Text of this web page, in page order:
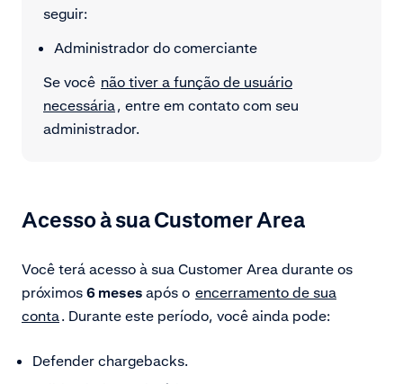
seguir:
Administrador do comerciante
Se você não tiver a função de usuário
necessária, entre em contato com seu
administrador.
Acesso à sua Customer Area
Você terá acesso à sua Customer Area durante os
próximos 6 meses após o encerramento de sua
conta. Durante este período, você ainda pode:
Defender chargebacks.